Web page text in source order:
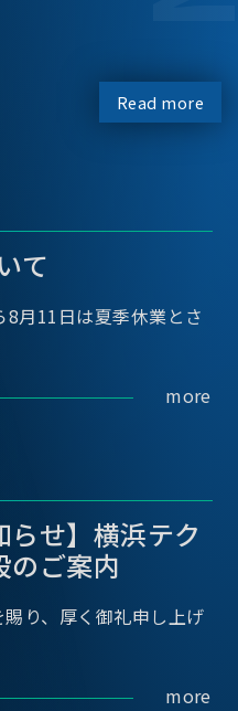
Read more
て
月11日は夏季休業とさ
more
らせ】横浜テク
のご案内
り、厚く御礼申し上げ
more